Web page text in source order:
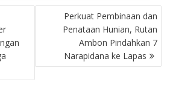
Perkuat Pembinaan dan
Penataan Hunian, Rutan
Ambon Pindahkan 7
Narapidana ke Lapas